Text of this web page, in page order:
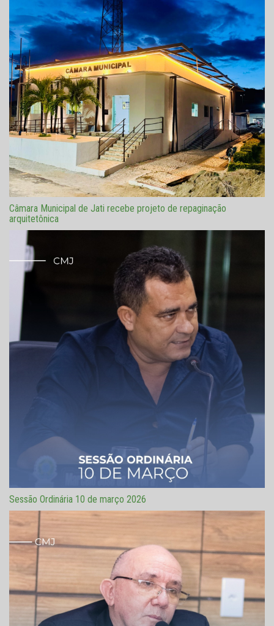
Câmara Municipal de Jati recebe projeto de repaginação
arquitetônica
Sessão Ordinária 10 de março 2026